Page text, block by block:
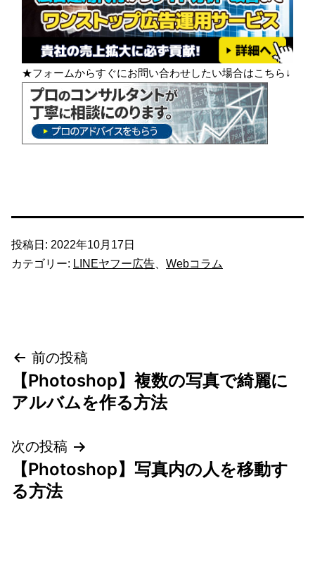
★フォームからすぐにお問い合わせしたい場合はこちら↓
投稿日: 2022年10月17日
カテゴリー: LINEヤフー広告 Webコラム
投
稿
ビ
ゲ
前の投稿
【Photoshop】複数の写真で綺麗に
アルバムを作る方法
次の投稿
【Photoshop】写真内の人を移動す
る方法